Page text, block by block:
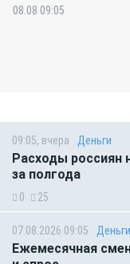
08.08 09:05
09:05, вчера Деньги
Расходы россиян
за полгода
0 25
07.08.2026 09:05 Деньги
Ежемесячная